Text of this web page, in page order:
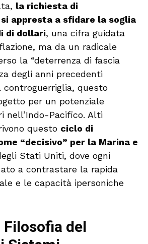
la richiesta di
appresta a sfidare la soglia
di dollari, una cifra guidata
ma da un radicale
la “deterrenza di fascia
degli anni precedenti
questo
per un potenziale
nell’Indo-Pacifico. Alti
questo ciclo di
“decisivo” per la Marina e
Stati Uniti, dove ogni
a contrastare la rapida
e le capacità ipersoniche
Filosofia del